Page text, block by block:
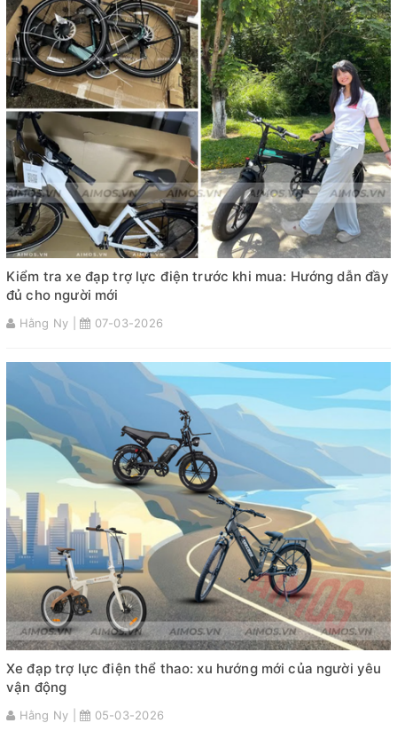
Kiểm tra xe đạp trợ lực điện trước khi mua: Hướng dẫn đầy
đủ cho người mới
Hằng Ny | 07-03-2026
Xe đạp trợ lực điện thể thao: xu hướng mới của người yêu
vận động
Hằng Ny | 05-03-2026